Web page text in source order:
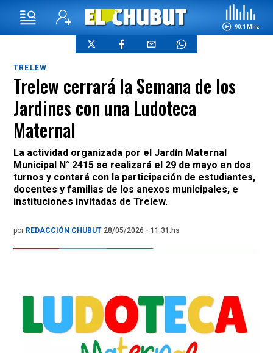
90.1 Mhz
TRELEW
Trelew cerrará la Semana de los
Jardines con una Ludoteca
Maternal
La actividad organizada por el Jardín Maternal
Municipal N° 2415 se realizará el 29 de mayo en dos
turnos y contará con la participación de estudiantes,
docentes y familias de los anexos municipales, e
instituciones invitadas de Trelew.
por REDACCIÓN CHUBUT 28/05/2026 - 11.31.hs